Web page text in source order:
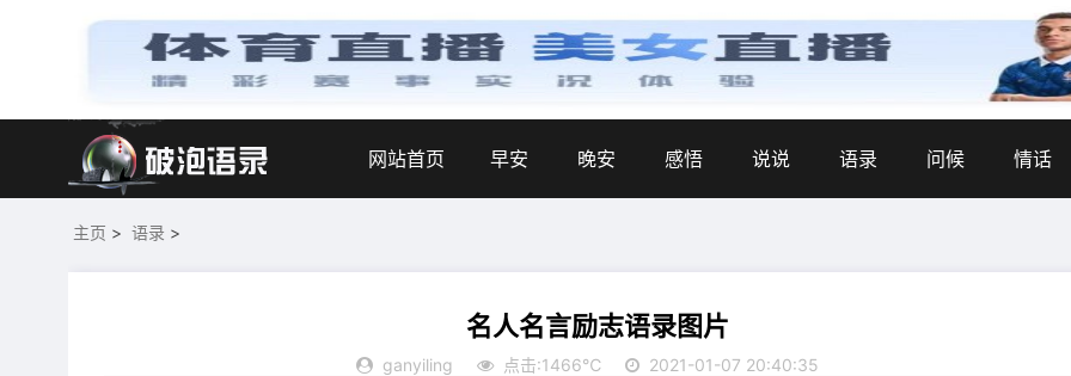
网站首页 早安 晚安 感悟 说说 语录 问候 情话
主页 > 语录 >
名人名言励志语录图片
ganyiling 点击:1466℃
2021-01-07 20:40:35